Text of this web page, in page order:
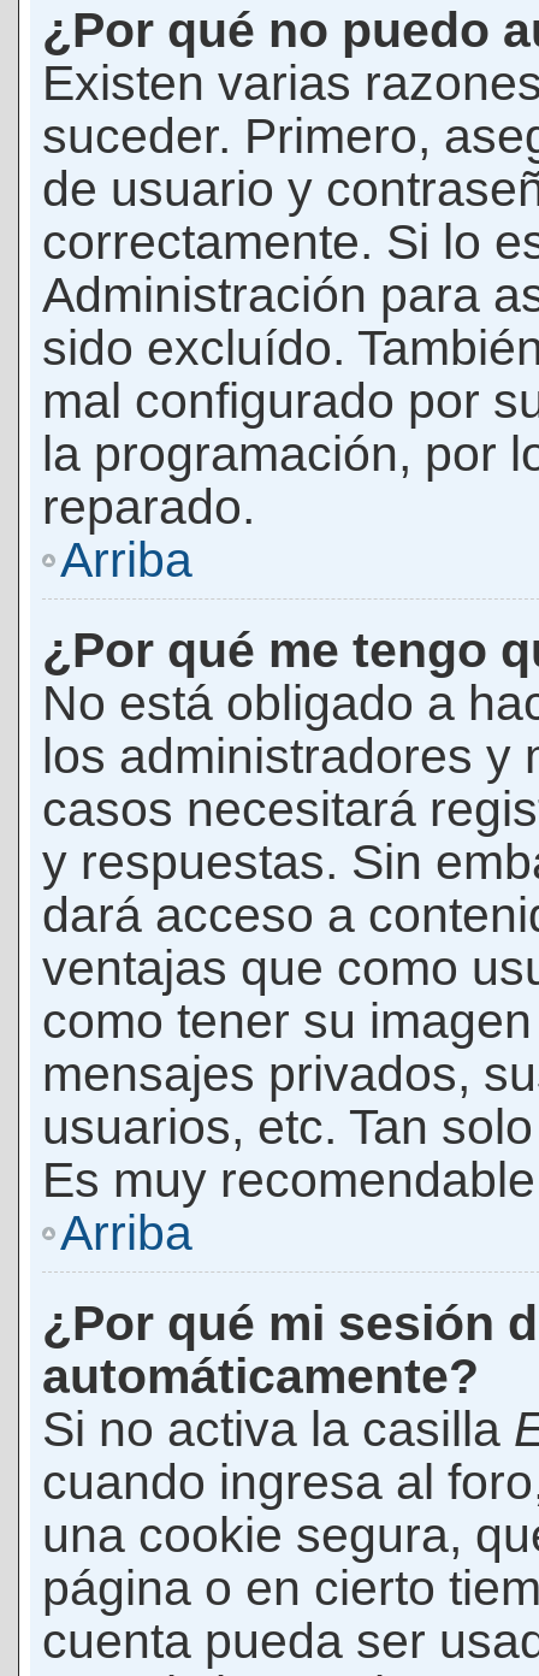
¿Por qué no puedo
Existen varias
suceder. Primero,
de usuario y
correctamente. Si lo
Administración para
sido excluído.
mal configurado por
la programación, por
reparado.
Arriba
¿Por qué me tengo
No está obligado a
los administradores y
casos necesitará
y respuestas. Sin
dará acceso a
ventajas que como
como tener su
mensajes privados,
usuarios, etc. Tan
Es muy
Arriba
¿Por qué mi sesión
automáticamente?
Si no activa la casilla
cuando ingresa al
una cookie segura,
página o en cierto
cuenta pueda ser